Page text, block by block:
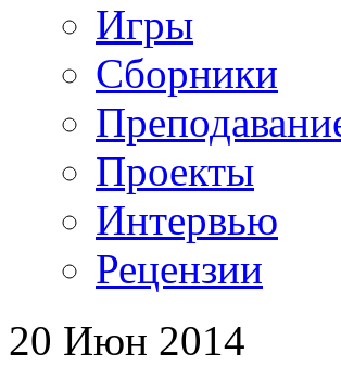
Игры
Сборники
Проекты
Интервью
Рецензии
20 Июн 2014